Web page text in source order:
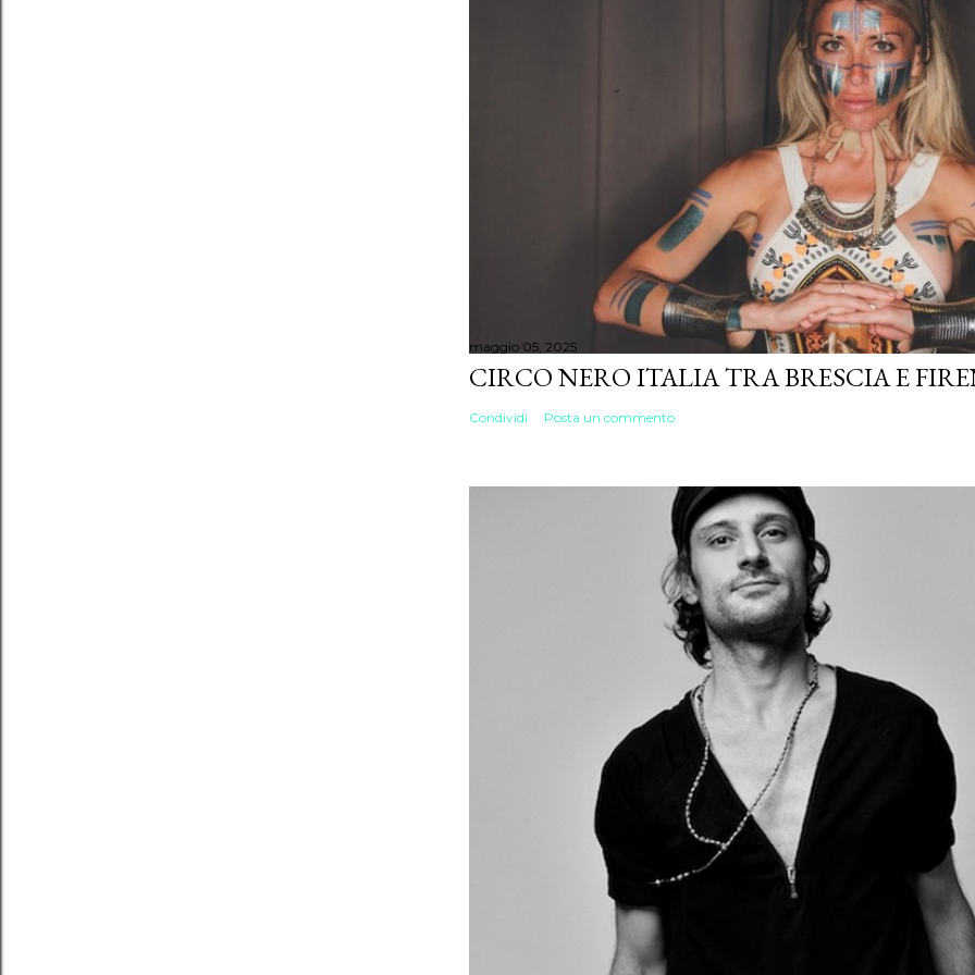
maggio 05, 2025
CIRCO NERO ITALIA TRA BRESCIA E
Condividi Posta un commento